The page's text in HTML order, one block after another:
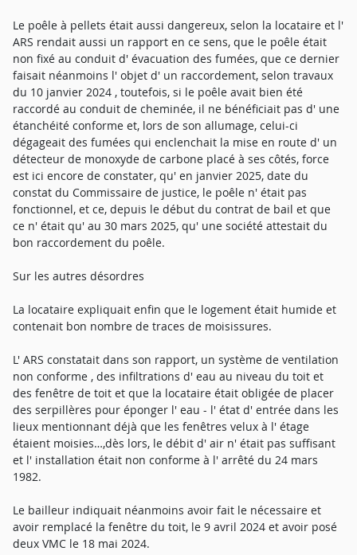
Le poêle à pellets était aussi dangereux, selon la locataire et l'
ARS rendait aussi un rapport en ce sens, que le poêle était
non fixé au conduit d' évacuation des fumées, que ce dernier
faisait néanmoins l' objet d' un raccordement, selon travaux
du 10 janvier 2024 , toutefois, si le poêle avait bien été
raccordé au conduit de cheminée, il ne bénéficiait pas d' une
étanchéité conforme et, lors de son allumage, celui-ci
dégageait des fumées qui enclenchait la mise en route d' un
détecteur de monoxyde de carbone placé à ses côtés, force
est ici encore de constater, qu' en janvier 2025, date du
constat du Commissaire de justice, le poêle n' était pas
fonctionnel, et ce, depuis le début du contrat de bail et que
ce n' était qu' au 30 mars 2025, qu' une société attestait du
bon raccordement du poêle.
Sur les autres désordres
La locataire expliquait enfin que le logement était humide et
contenait bon nombre de traces de moisissures.
L' ARS constatait dans son rapport, un système de ventilation
non conforme , des infiltrations d' eau au niveau du toit et
des fenêtre de toit et que la locataire était obligée de placer
des serpillères pour éponger l' eau - l' état d' entrée dans les
lieux mentionnant déjà que les fenêtres velux à l' étage
étaient moisies…,dès lors, le débit d' air n' était pas suffisant
et l' installation était non conforme à l' arrêté du 24 mars
1982.
Le bailleur indiquait néanmoins avoir fait le nécessaire et
avoir remplacé la fenêtre du toit, le 9 avril 2024 et avoir posé
deux VMC le 18 mai 2024.